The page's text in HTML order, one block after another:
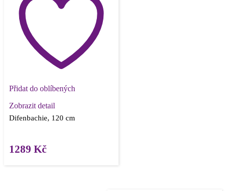
Přidat do oblíbených
Zobrazit detail
Difenbachie, 120 cm
1289 Kč